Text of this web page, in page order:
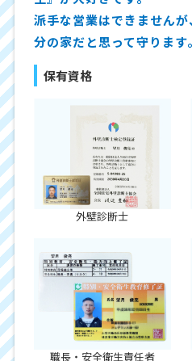
派手な営業はできません
分の家だと思って守ります。
保有資格
外壁診断士
職長・安全衛生責任者